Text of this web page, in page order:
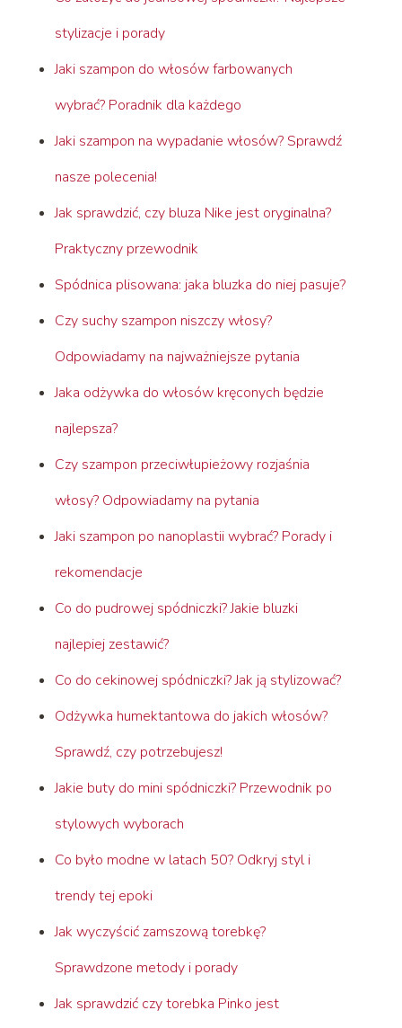
stylizacje i porady
Jaki szampon do włosów farbowanych
wybrać? Poradnik dla każdego
Jaki szampon na wypadanie włosów? Sprawdź
nasze polecenia!
Jak sprawdzić, czy bluza Nike jest oryginalna?
Praktyczny przewodnik
Spódnica plisowana: jaka bluzka do niej pasuje?
Czy suchy szampon niszczy włosy?
Odpowiadamy na najważniejsze pytania
Jaka odżywka do włosów kręconych będzie
najlepsza?
Czy szampon przeciwłupieżowy rozjaśnia
włosy? Odpowiadamy na pytania
Jaki szampon po nanoplastii wybrać? Porady i
rekomendacje
Co do pudrowej spódniczki? Jakie bluzki
najlepiej zestawić?
Co do cekinowej spódniczki? Jak ją stylizować?
Odżywka humektantowa do jakich włosów?
Sprawdź, czy potrzebujesz!
Jakie buty do mini spódniczki? Przewodnik po
stylowych wyborach
Co było modne w latach 50? Odkryj styl i
trendy tej epoki
Jak wyczyścić zamszową torebkę?
Sprawdzone metody i porady
Jak sprawdzić czy torebka Pinko jest